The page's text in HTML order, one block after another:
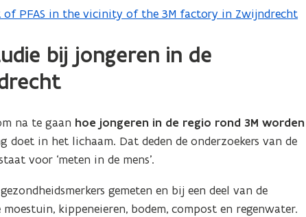
of PFAS in the vicinity of the 3M factory in Zwijndrecht
bij jongeren in de
na te gaan hoe jongeren in de regio rond 3M worden
doet in het lichaam. Dat deden de onderzoekers van de
voor ‘meten in de mens’.
gemeten en bij een deel van de
kippeneieren, bodem, compost en regenwater.